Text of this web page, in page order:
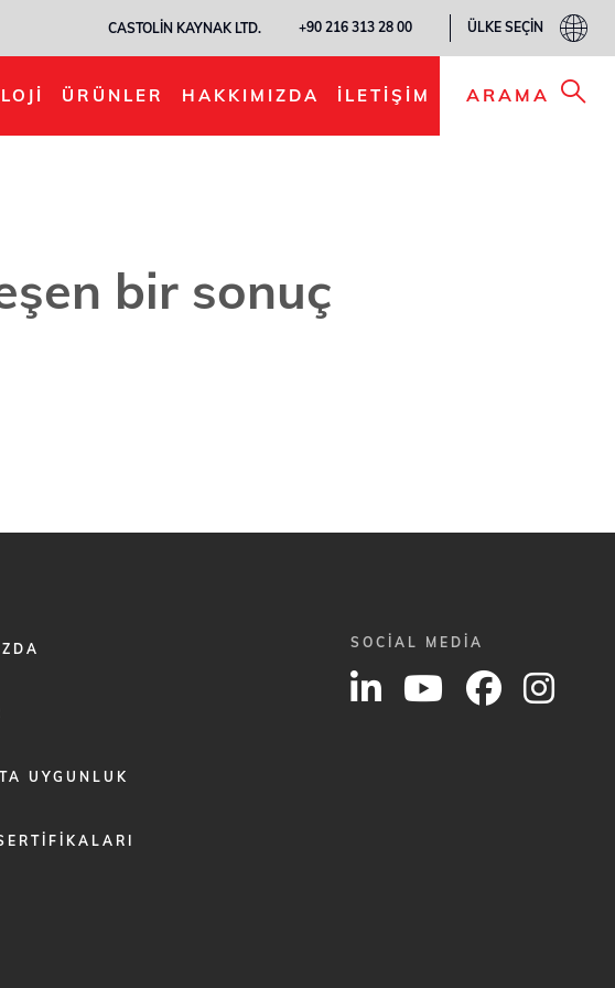
CASTOLIN KAYNAK LTD. +90 216 313 28 00 ÜLKE SEÇIN
ÜRÜNLER HAKKIMIZDA İLETIŞIM ARAMA
bir sonuç
UYGUNLUK
SOCIAL MEDIA